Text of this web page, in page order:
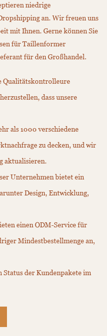
niedrige
an. Wir freuen uns
mit Ihnen. Gerne können Sie
für Taillenformer
für den Großhandel.
Qualitätskontrolleure
dass unsere
als 1000 verschiedene
zu decken, und wir
aktualisieren.
Unternehmen bietet ein
Design, Entwicklung,
einen ODM-Service für
Mindestbestellmenge an,
der Kundenpakete im